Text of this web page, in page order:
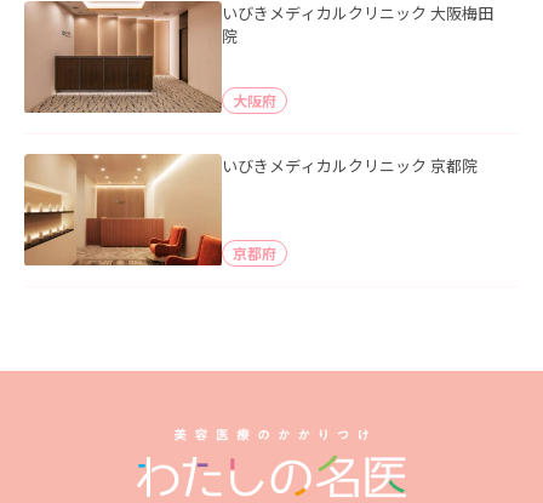
いびきメディカルクリニック 大阪梅田
院
大阪府
いびきメディカルクリニック 京都院
京都府